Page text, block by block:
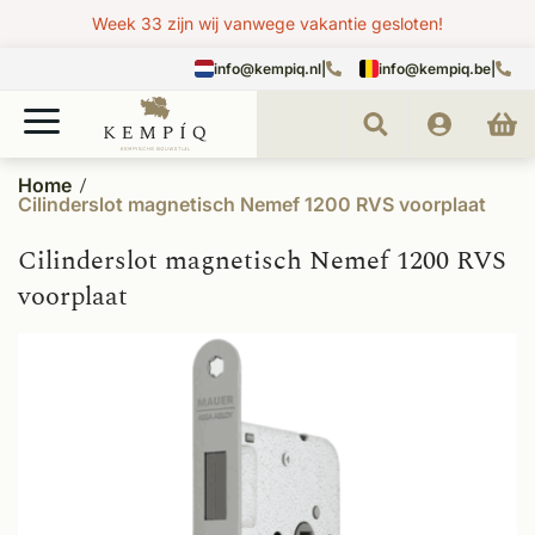
Week 33 zijn wij vanwege vakantie gesloten!
info@kempiq.nl info@kempiq.be
Home
Cilinderslot magnetisch Nemef 1200 RVS voorplaat
Cilinderslot magnetisch Nemef 1200 RVS
voorplaat